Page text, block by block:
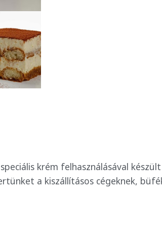
krém felhasználásával készült
a kiszállításos cégeknek,